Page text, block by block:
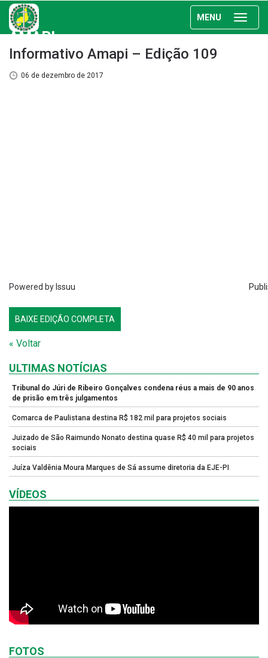
MENU
AMAPI
Informativo Amapi – Edição 109
06 de dezembro de 2017
Powered by Issuu
BAIXE EDIÇÃO COMPLETA
« Voltar
ULTIMAS NOTÍCIAS
Tribunal do Júri de Ribeiro Gonçalves condena réus a mais de 90 anos
de prisão em três julgamentos
Comarca de Paulistana destina R$ 182 mil para projetos sociais
Juizado de São Raimundo Nonato destina quase R$ 40 mil para projetos
sociais
Juíza Valdênia Moura Marques de Sá assume diretoria da EJE-PI
VÍDEOS
FOTOS